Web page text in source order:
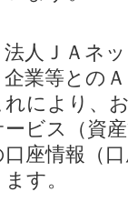
人ＪＡネッ
企業等との
れにより、
ービス（資
口座情報（
ます。